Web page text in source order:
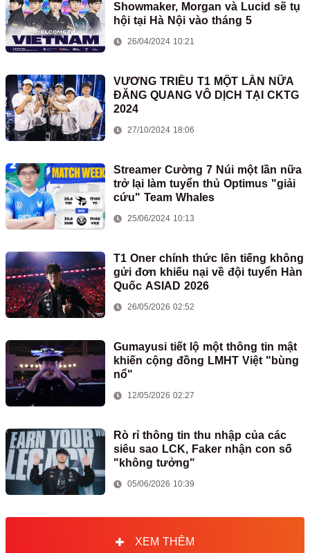
Showmaker, Morgan và Lucid sẽ tụ
hội tại Hà Nội vào tháng 5
26/04/2024 10:21
VƯƠNG TRIỀU T1 MỘT LẦN NỮA
ĐĂNG QUANG VÔ DỊCH TẠI CKTG
2024
27/10/2024 18:06
Streamer Cường 7 Núi một lần nữa
trở lại làm tuyển thủ Optimus "giải
cứu" Team Whales
25/06/2024 10:13
T1 Oner chính thức lên tiếng không
gửi đơn khiếu nại về đội tuyển Hàn
Quốc ASIAD 2026
26/05/2026 02:52
Gumayusi tiết lộ một thông tin mật
khiến cộng đồng LMHT Việt "bùng
nổ"
12/05/2026 02:27
Rò rỉ thông tin thu nhập của các
siêu sao LCK, Faker nhận con số
"không tưởng"
05/06/2026 10:39
XEM THÊM